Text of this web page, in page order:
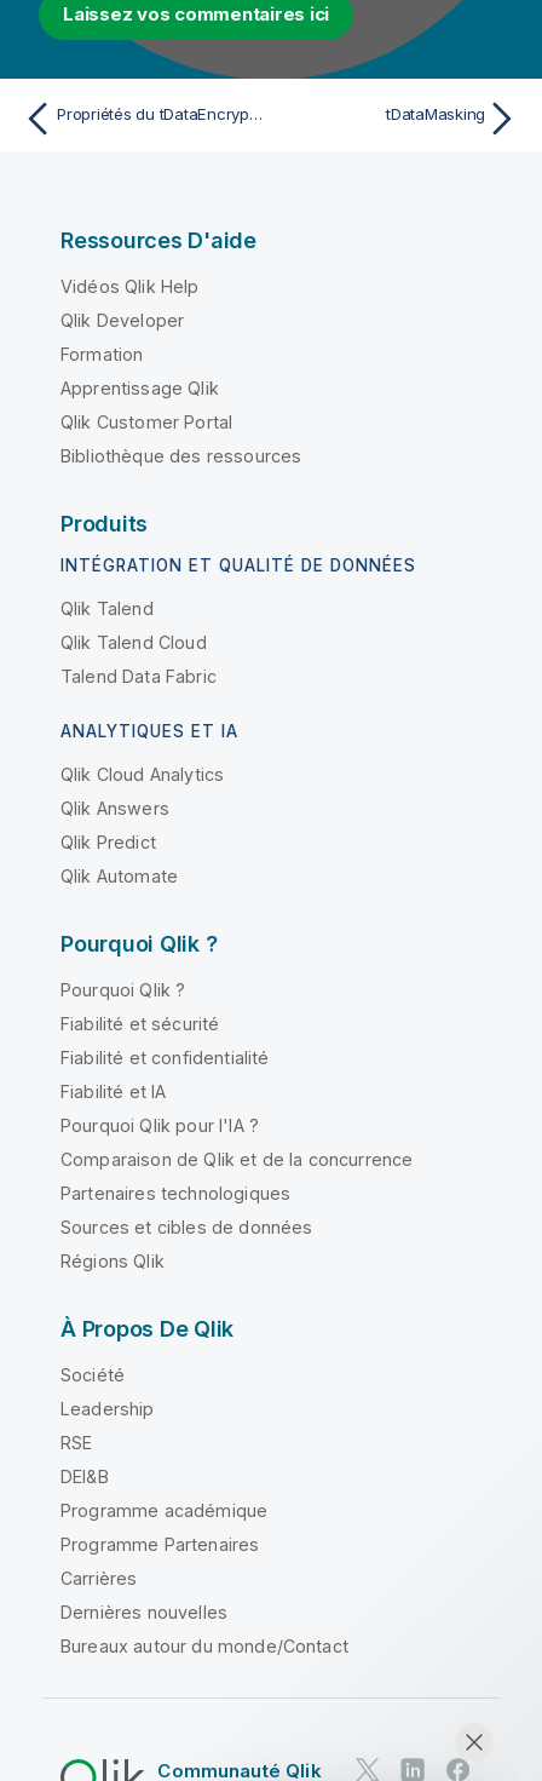
Laissez vos commentaires ici
Propriétés du tDataEncrypt pour Apache Spark Batch tDataMasking
Ressources D'aide
Vidéos Qlik Help
Qlik Developer
Formation
Apprentissage Qlik
Qlik Customer Portal
Bibliothèque des ressources
Produits
INTÉGRATION ET QUALITÉ DE DONNÉES
Qlik Talend
Qlik Talend Cloud
Talend Data Fabric
ANALYTIQUES ET IA
Qlik Cloud Analytics
Qlik Answers
Qlik Predict
Qlik Automate
Pourquoi Qlik ?
Pourquoi Qlik ?
Fiabilité et sécurité
Fiabilité et confidentialité
Fiabilité et IA
Pourquoi Qlik pour l'IA ?
Comparaison de Qlik et de la concurrence
Partenaires technologiques
Sources et cibles de données
Régions Qlik
À Propos De Qlik
Société
Leadership
RSE
DEI&B
Programme académique
Programme Partenaires
Carrières
Dernières nouvelles
Bureaux autour du monde/Contact
Communauté Qlik